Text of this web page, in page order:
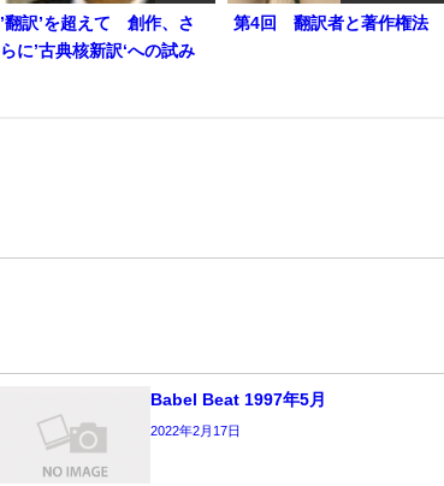
’翻訳’を超えて 創作、さ
らに’古典核新訳‘への試み
第4回 翻訳者と著作権法
Babel Beat 1997年5月
2022年2月17日